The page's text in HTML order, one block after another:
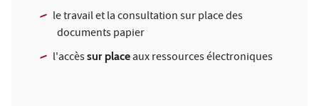
le travail et la consultation sur place des
documents papier
l'accèssur placeaux ressources électroniques